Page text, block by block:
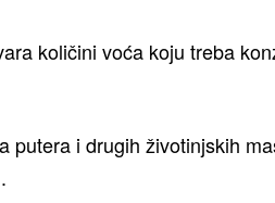
količini voća koju treba
putera i drugih životinjskih